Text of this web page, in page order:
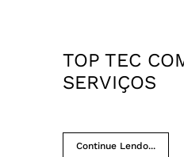
TOP TEC
SERVIÇOS
Continue Lendo...